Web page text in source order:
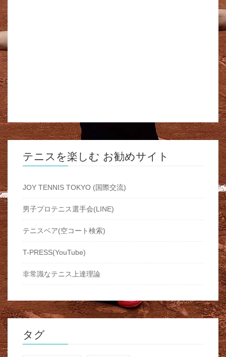
テニスを楽しむ お勧めサイト
JOY TENNIS TOKYO (国際交流)
男子プロテニス選手会(LINE)
テニスベア(空コート検索)
T-PRESS(YouTube)
非常識なテニス上達理論
タグ